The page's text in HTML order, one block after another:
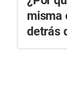
misma
detrás